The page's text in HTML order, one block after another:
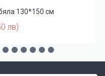
130*150 см
лв)